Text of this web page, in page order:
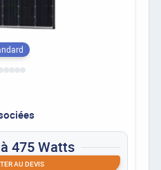
475 Watts
AU DEVIS